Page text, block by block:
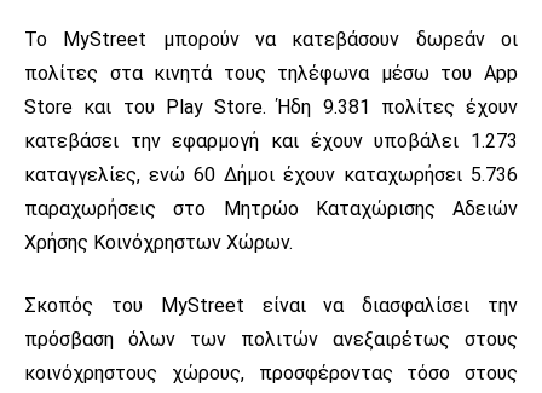
Το MyStreet μπορούν να κατεβάσουν δωρεάν οι
πολίτες στα κινητά τους τηλέφωνα μέσω του App
Store και του Play Store. Ήδη 9.381 πολίτες έχουν
κατεβάσει την εφαρμογή και έχουν υποβάλει 1.273
καταγγελίες, ενώ 60 Δήμοι έχουν καταχωρήσει 5.736
παραχωρήσεις στο Μητρώο Καταχώρισης Αδειών
Χρήσης Κοινόχρηστων Χώρων.
Σκοπός του MyStreet είναι να διασφαλίσει την
πρόσβαση όλων των πολιτών ανεξαιρέτως στους
κοινόχρηστους χώρους, προσφέροντας τόσο στους